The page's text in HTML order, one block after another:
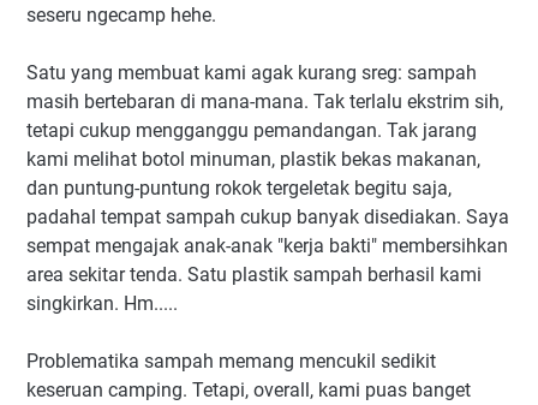
seseru ngecamp hehe.
Satu yang membuat kami agak kurang sreg: sampah
masih bertebaran di mana-mana. Tak terlalu ekstrim sih,
tetapi cukup mengganggu pemandangan. Tak jarang
kami melihat botol minuman, plastik bekas makanan,
dan puntung-puntung rokok tergeletak begitu saja,
padahal tempat sampah cukup banyak disediakan. Saya
sempat mengajak anak-anak "kerja bakti" membersihkan
area sekitar tenda. Satu plastik sampah berhasil kami
singkirkan. Hm.....
Problematika sampah memang mencukil sedikit
keseruan camping. Tetapi, overall, kami puas banget